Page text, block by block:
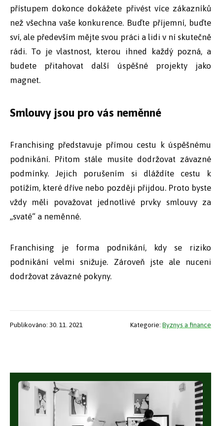
přístupem dokonce dokážete přivést více zákazníků
než všechna vaše konkurence. Buďte příjemní, buďte
sví, ale především mějte svou práci a lidi v ní skutečně
rádi. To je vlastnost, kterou ihned každý pozná, a
budete přitahovat další úspěšné projekty jako
magnet.
Smlouvy jsou pro vás neměnné
Franchising představuje přímou cestu k úspěšnému
podnikání. Přitom stále musíte dodržovat závazné
podmínky. Jejich porušením si dláždíte cestu k
potížím, které dříve nebo později přijdou. Proto byste
vždy měli považovat jednotlivé prvky smlouvy za
„svaté“ a neměnné.
Franchising je forma podnikání, kdy se riziko
podnikání velmi snižuje. Zároveň jste ale nuceni
dodržovat závazné pokyny.
Publikováno: 30. 11. 2021 Kategorie: Byznys a finance